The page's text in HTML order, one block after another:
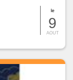
le
9
AOUT